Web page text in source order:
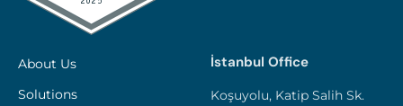
About Us
Solutions
İstanbul Office
Koşuyolu, Katip Salih Sk.